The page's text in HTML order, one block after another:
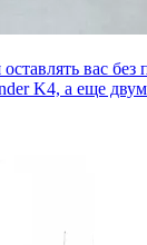
вас
K4, а еще